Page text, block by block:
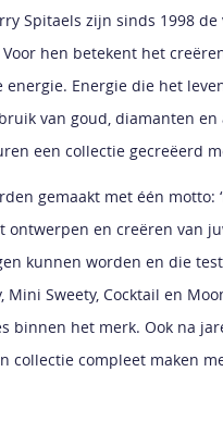
Spitaels zijn sinds 1998
hen betekent het
energie. Energie die het
van goud, diamanten
een collectie gecreëerd
gemaakt met één motto:
ontwerpen en creëren van
kunnen worden en die
Mini Sweety, Cocktail en
binnen het merk. Ook na
collectie compleet maken